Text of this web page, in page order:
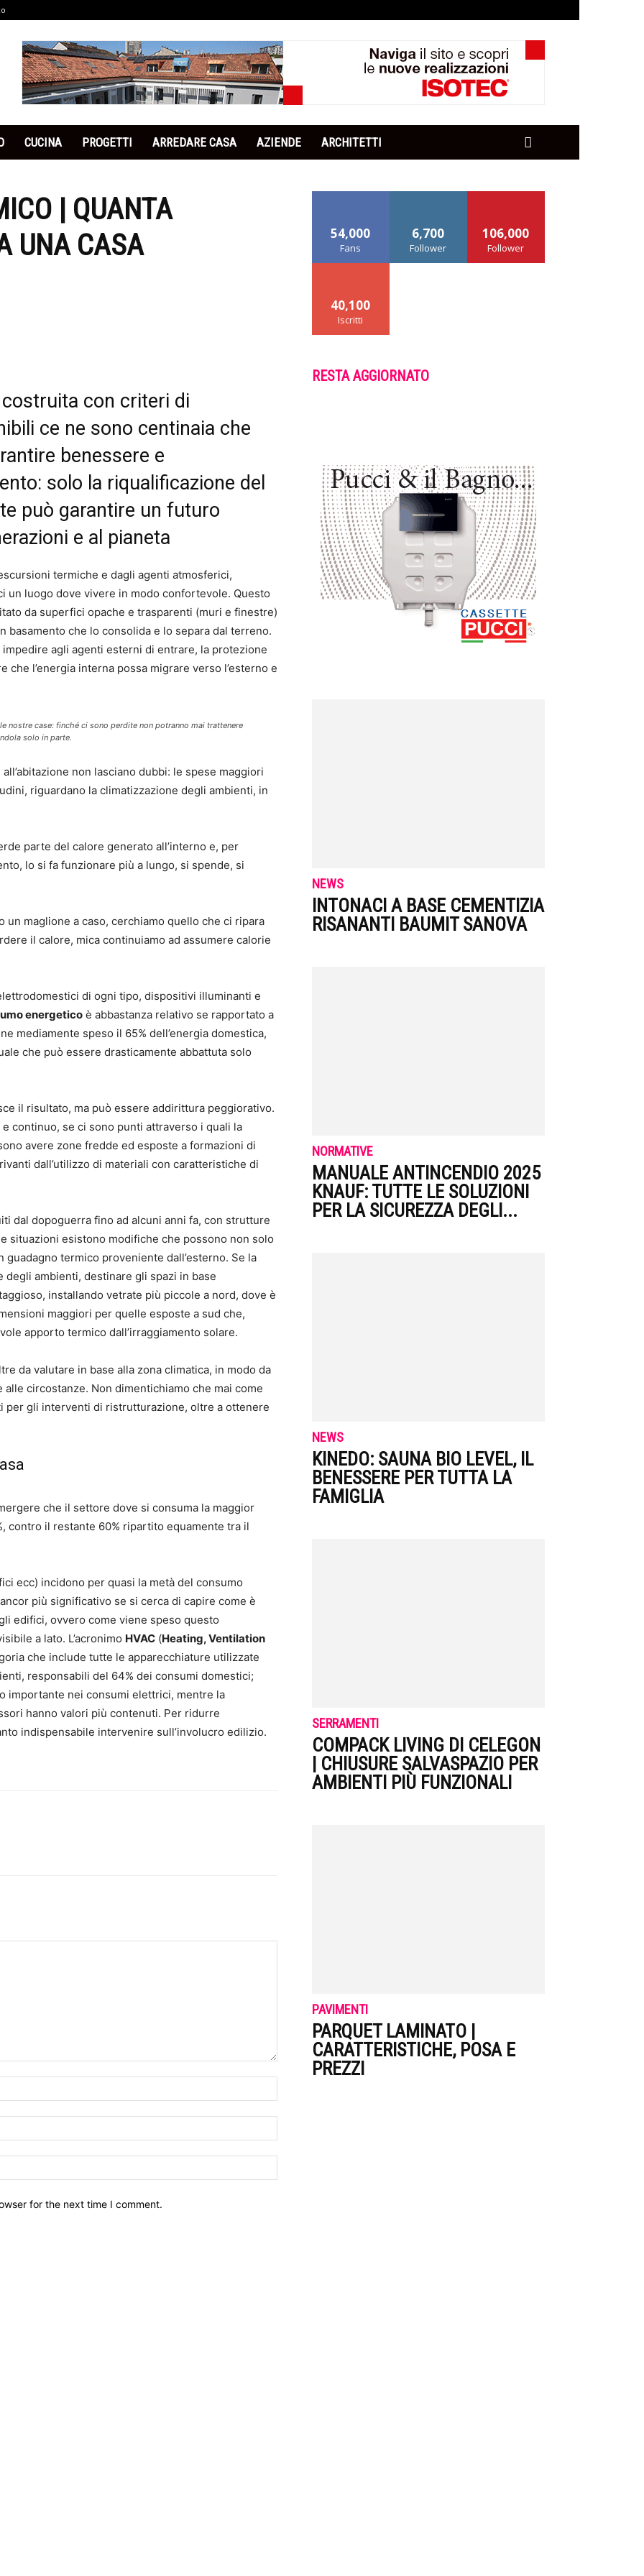
CUCINA PROGETTI ARREDARE CASA AZIENDE ARCHITETTI
| QUANTA
UNA CASA
con criteri di
ce ne sono centinaia che
benessere e
solo la riqualificazione del
può garantire un futuro
e al pianeta
termiche e dagli agenti atmosferici,
un luogo dove vivere in modo confortevole. Questo
da superfici opache e trasparenti (muri e finestre)
basamento che lo consolida e lo separa dal terreno.
agli agenti esterni di entrare, la protezione
l’energia interna possa migrare verso l’esterno e
nostre case: finché ci sono perdite non potranno mai trattenere
solo in parte.
non lasciano dubbi: le spese maggiori
riguardano la climatizzazione degli ambienti, in
parte del calore generato all’interno e, per
lo si fa funzionare più a lungo, si spende, si
un maglione a caso, cerchiamo quello che ci ripara
il calore, mica continuiamo ad assumere calorie
di ogni tipo, dispositivi illuminanti e
energetico è abbastanza relativo se rapportato a
mediamente speso il 65% dell’energia domestica,
che può essere drasticamente abbattuta solo
il risultato, ma può essere addirittura peggiorativo.
continuo, se ci sono punti attraverso i quali la
avere zone fredde ed esposte a formazioni di
dall’utilizzo di materiali con caratteristiche di
dal dopoguerra fino ad alcuni anni fa, con strutture
situazioni esistono modifiche che possono non solo
termico proveniente dall’esterno. Se la
ambienti, destinare gli spazi in base
installando vetrate più piccole a nord, dove è
maggiori per quelle esposte a sud che,
apporto termico dall’irraggiamento solare.
da valutare in base alla zona climatica, in modo da
circostanze. Non dimentichiamo che mai come
gli interventi di ristrutturazione, oltre a ottenere
che il settore dove si consuma la maggior
contro il restante 60% ripartito equamente tra il
ecc) incidono per quasi la metà del consumo
più significativo se si cerca di capire come è
edifici, ovvero come viene speso questo
a lato. L’acronimo HVAC (Heating, Ventilation
che include tutte le apparecchiature utilizzate
responsabili del 64% dei consumi domestici;
importante nei consumi elettrici, mentre la
hanno valori più contenuti. Per ridurre
indispensabile intervenire sull’involucro edilizio.
for the next time I comment.
54,000
Fans
6,700
Follower
106,000
Follower
40,100
Iscritti
RESTA AGGIORNATO
NEWS
INTONACI A BASE CEMENTIZIA
RISANANTI BAUMIT SANOVA
NORMATIVE
MANUALE ANTINCENDIO 2025
KNAUF: TUTTE LE SOLUZIONI
PER LA SICUREZZA DEGLI...
NEWS
KINEDO: SAUNA BIO LEVEL, IL
BENESSERE PER TUTTA LA
FAMIGLIA
SERRAMENTI
COMPACK LIVING DI CELEGON
| CHIUSURE SALVASPAZIO PER
AMBIENTI PIÙ FUNZIONALI
PAVIMENTI
PARQUET LAMINATO |
CARATTERISTICHE, POSA E
PREZZI